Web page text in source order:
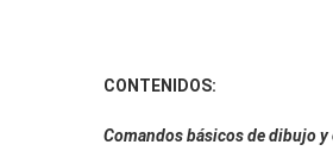
CONTENIDOS:
Comandos básicos de dibujo y